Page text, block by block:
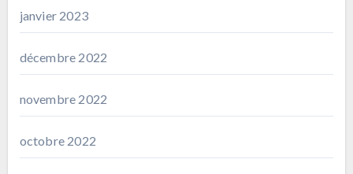
janvier 2023
décembre 2022
novembre 2022
octobre 2022